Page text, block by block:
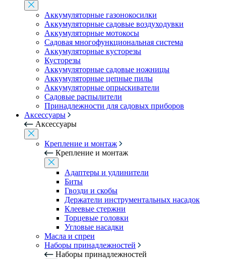
Аккумуляторные газонокосилки
Аккумуляторные садовые воздуходувки
Аккумуляторные мотокосы
Садовая многофункциональная система
Аккумуляторные кусторезы
Кусторезы
Аккумуляторные садовые ножницы
Аккумуляторные цепные пилы
Аккумуляторные опрыскиватели
Садовые распылители
Принадлежности для садовых приборов
Аксессуары
Аксессуары
Крепление и монтаж
Крепление и монтаж
Адаптеры и удлинители
Биты
Гвозди и скобы
Держатели инструментальных насадок
Клеевые стержни
Торцевые головки
Угловые насадки
Масла и спреи
Наборы принадлежностей
Наборы принадлежностей